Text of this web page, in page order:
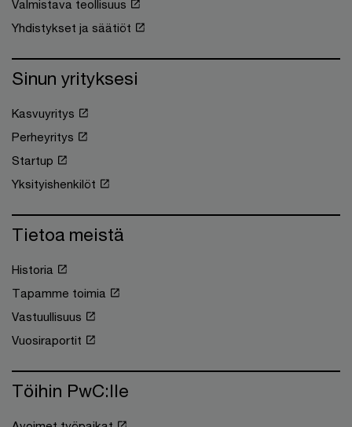
Valmistava teollisuus
Yhdistykset ja säätiöt
Sinun yrityksesi
Kasvuyritys
Perheyritys
Startup
Yksityishenkilöt
Tietoa meistä
Historia
Tapamme toimia
Vastuullisuus
Vuosiraportit
Töihin PwC:lle